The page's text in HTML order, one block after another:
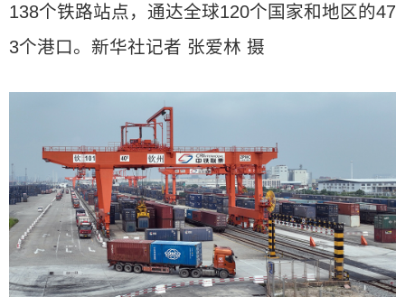
138个铁路站点，通达全球120个国家和地区的47
3个港口。新华社记者 张爱林 摄